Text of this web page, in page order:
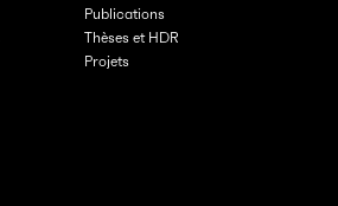
Publications
Thèses et HDR
Projets